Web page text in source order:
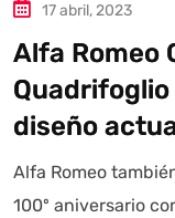
17 abril, 2023
Alfa Romeo
diseño
Alfa Romeo
100º aniversario
buscando? "Este
información
Asistente con IA
diariamente su